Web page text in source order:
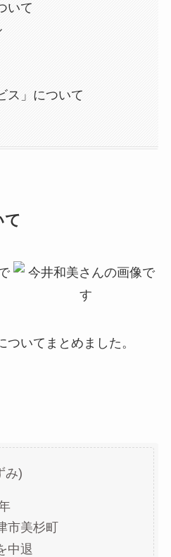
いて
ス」について
て
ついてまとめました。
み)
市美杉町
中退